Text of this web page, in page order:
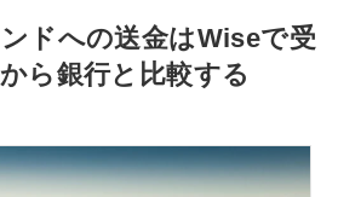
ドへの送金はWiseで受
ら銀行と比較する